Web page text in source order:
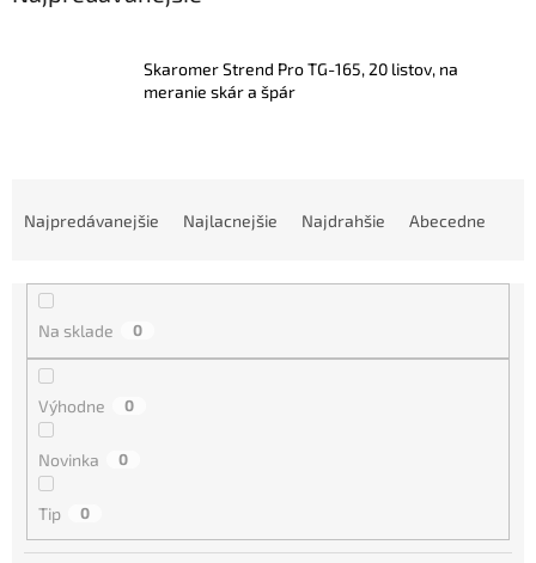
Skaromer Strend Pro TG-165, 20 listov, na
meranie skár a špár
Najpredávanejšie Najlacnejšie Najdrahšie Abecedne
Na sklade 0
Výhodne 0
Novinka 0
Tip 0